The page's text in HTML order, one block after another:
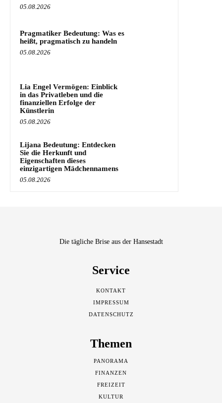
05.08.2026
Pragmatiker Bedeutung: Was es
heißt, pragmatisch zu handeln
05.08.2026
Lia Engel Vermögen: Einblick
in das Privatleben und die
finanziellen Erfolge der
Künstlerin
05.08.2026
Lijana Bedeutung: Entdecken
Sie die Herkunft und
Eigenschaften dieses
einzigartigen Mädchennamens
05.08.2026
Die tägliche Brise aus der Hansestadt
Service
KONTAKT
IMPRESSUM
DATENSCHUTZ
Themen
PANORAMA
FINANZEN
FREIZEIT
KULTUR